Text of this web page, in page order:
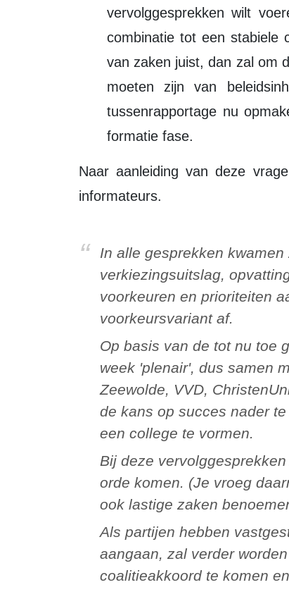
vervolggesprekken wilt
combinatie tot een stabiele
van zaken juist, dan zal om
moeten zijn van
tussenrapportage nu
formatie fase.
Naar aanleiding van deze vragen mochten wij een reactie ontvangen van de
informateurs.
In alle gesprekken kwamen zaken als reacties op de
verkiezingsuitslag,
voorkeuren en prioriteiten
voorkeursvariant af.
Op basis van de tot nu toe gevoerde gesprekken gaan wij deze
week 'plenair', dus samen
Zeewolde, VVD,
de kans op succes nader
een college te vormen.
Bij deze vervolggesprekken zullen inhoudelijke zaken zeker aan de
orde komen. (Je vroeg
ook lastige zaken
Als partijen hebben vastgesteld met elkaar een coalitie te willen
aangaan, zal verder
coalitieakkoord te komen